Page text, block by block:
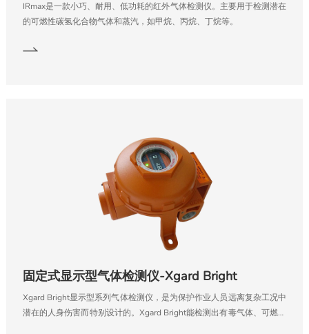
IRmax是一款小巧、耐用、低功耗的红外气体检测仪。主要用于检测潜在
的可燃性碳氢化合物气体和蒸汽，如甲烷、丙烷、丁烷等。
固定式显示型气体检测仪-Xgard Bright
Xgard Bright显示型系列气体检测仪，是为保护作业人员远离复杂工况中
潜在的人身伤害而特别设计的。Xgard Bright能检测出有毒气体、可燃气